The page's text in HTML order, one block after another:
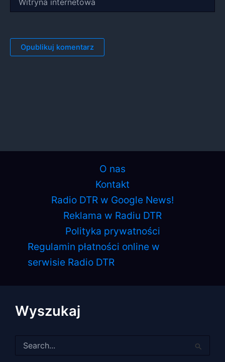
internetowa
O nas
Kontakt
Radio DTR w Google News!
Reklama w Radiu DTR
Polityka prywatności
Regulamin płatności online w
serwisie Radio DTR
Wyszukaj
dla: